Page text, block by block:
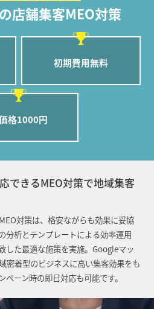
店舗集客MEO対策
初期費用無料
格1000円
できるMEO対策で地域集客
対策は、格安ながらも効果に妥協
分析とテンプレートによる効率運用
した最適な施策を実施。Googleマッ
密着型のビジネスに高い集客効果をも
ーン時の即日対応も可能です。